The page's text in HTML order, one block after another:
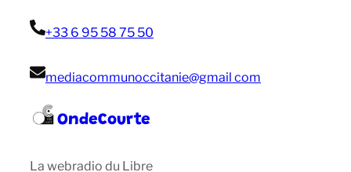
+33 6 95 58 75 50
mediacommunoccitanie@gmail com
OndeCourte
La webradio du Libre